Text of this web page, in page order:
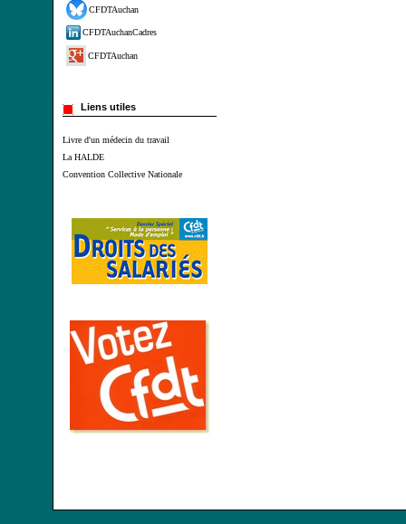
CFDTAuchan
CFDTAuchanCadres
CFDTAuchan
Liens utiles
Livre d'un médecin du travail
La HALDE
Convention Collective Nationale